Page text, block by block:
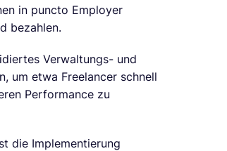
in puncto Employer
bezahlen.
Verwaltungs- und
um etwa Freelancer schnell
Performance zu
die Implementierung